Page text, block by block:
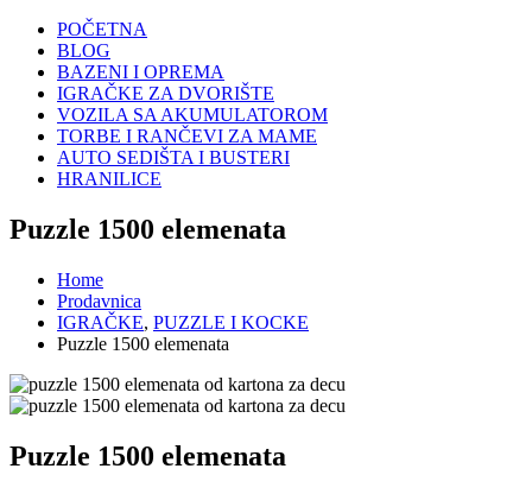
POČETNA
BLOG
BAZENI I OPREMA
IGRAČKE ZA DVORIŠTE
VOZILA SA AKUMULATOROM
TORBE I RANČEVI ZA MAME
AUTO SEDIŠTA I BUSTERI
HRANILICE
Puzzle 1500 elemenata
Home
Prodavnica
IGRAČKE, PUZZLE I KOCKE
Puzzle 1500 elemenata
Puzzle 1500 elemenata